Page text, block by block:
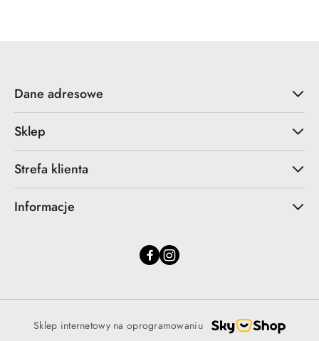
Dane adresowe
Sklep
Strefa klienta
Informacje
Sklep internetowy na oprogramowaniu